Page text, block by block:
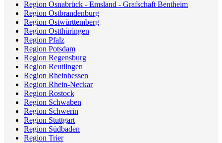
Region Osnabrück - Emsland - Grafschaft Bentheim
Region Ostbrandenburg
Region Ostwürttemberg
Region Ostthüringen
Region Pfalz
Region Potsdam
Region Regensburg
Region Reutlingen
Region Rheinhessen
Region Rhein-Neckar
Region Rostock
Region Schwaben
Region Schwerin
Region Stuttgart
Region Südbaden
Region Trier